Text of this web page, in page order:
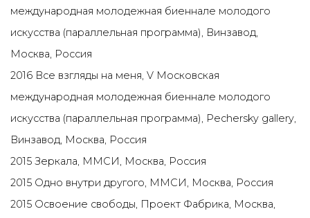
международная молодежная биеннале молодого
искусства (параллельная программа), Винзавод,
Москва, Россия
2016 Все взгляды на меня, V Московская
международная молодежная биеннале молодого
искусства (параллельная программа), Pechersky gallery,
Винзавод, Москва, Россия
2015 Зеркала, ММСИ, Москва, Россия
2015 Одно внутри другого, ММСИ, Москва, Россия
2015 Освоение свободы, Проект Фабрика, Москва,